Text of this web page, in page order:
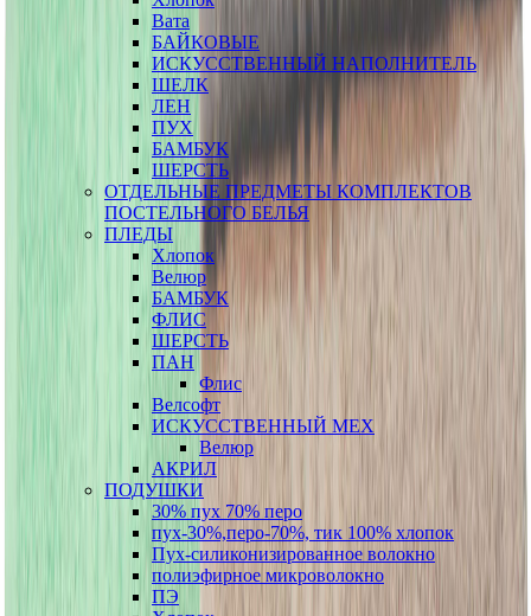
Вата
БАЙКОВЫЕ
ИСКУССТВЕННЫЙ НАПОЛНИТЕЛЬ
ШЕЛК
ЛЕН
ПУХ
БАМБУК
ШЕРСТЬ
ОТДЕЛЬНЫЕ ПРЕДМЕТЫ КОМПЛЕКТОВ
ПОСТЕЛЬНОГО БЕЛЬЯ
ПЛЕДЫ
Хлопок
Велюр
БАМБУК
ФЛИС
ШЕРСТЬ
ПАН
Флис
Велсофт
ИСКУССТВЕННЫЙ МЕХ
Велюр
АКРИЛ
ПОДУШКИ
30% пух 70% перо
пух-30%,перо-70%, тик 100% хлопок
Пух-силиконизированное волокно
полиэфирное микроволокно
ПЭ